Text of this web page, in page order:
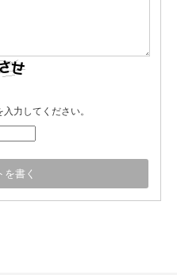
力してください。